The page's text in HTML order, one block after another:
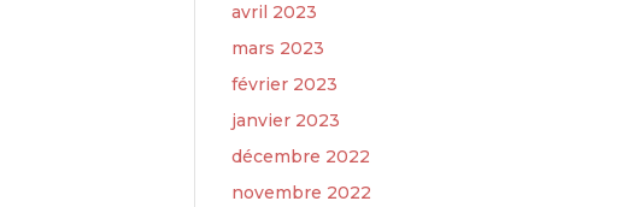
avril 2023
mars 2023
février 2023
janvier 2023
décembre 2022
novembre 2022